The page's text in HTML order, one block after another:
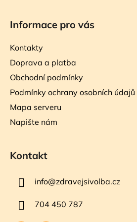
Informace pro vás
Kontakty
Doprava a platba
Obchodní podmínky
Podmínky ochrany osobních údajů
Mapa serveru
Napište nám
Kontakt
info@zdravejsivolba.cz
704 450 787